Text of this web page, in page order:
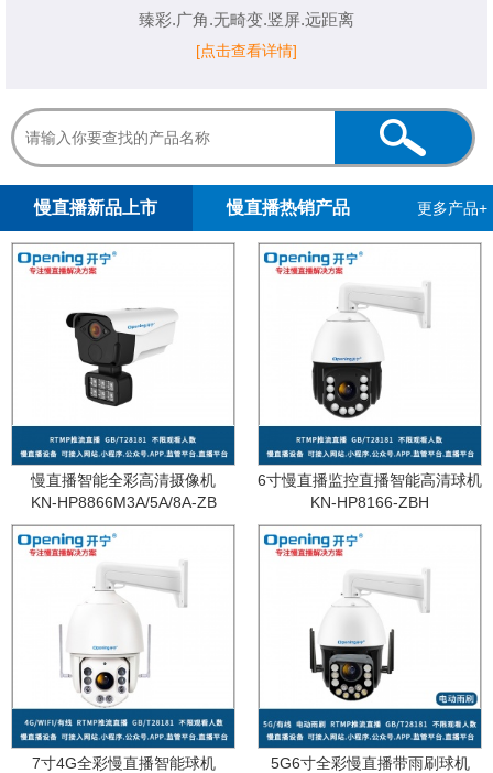
臻彩.广角.无畸变.竖屏.远距离
[点击查看详情]
慢直播新品上市 慢直播热销产品 更多产品+
慢直播智能全彩高清摄像机
KN-HP8866M3A/5A/8A-ZB
6寸慢直播监控直播智能高清球机
KN-HP8166-ZBH
7寸4G全彩慢直播智能球机
5G6寸全彩慢直播带雨刷球机